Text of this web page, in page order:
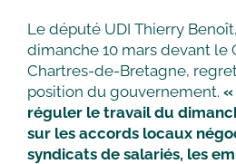
Le député UDI Thierry
dimanche 10 mars devant le
Chartres-de-Bretagne,
position du gouvernement. «
réguler le travail du
sur les accords locaux
syndicats de salariés, les